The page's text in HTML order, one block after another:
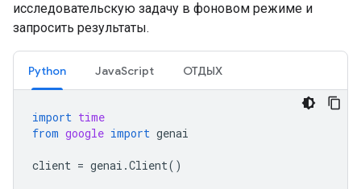
исследовательскую задачу в фоновом режиме и
запросить результаты.
Python JavaScript ОТДЫХ
import time
from google import genai
client = genai .Client()